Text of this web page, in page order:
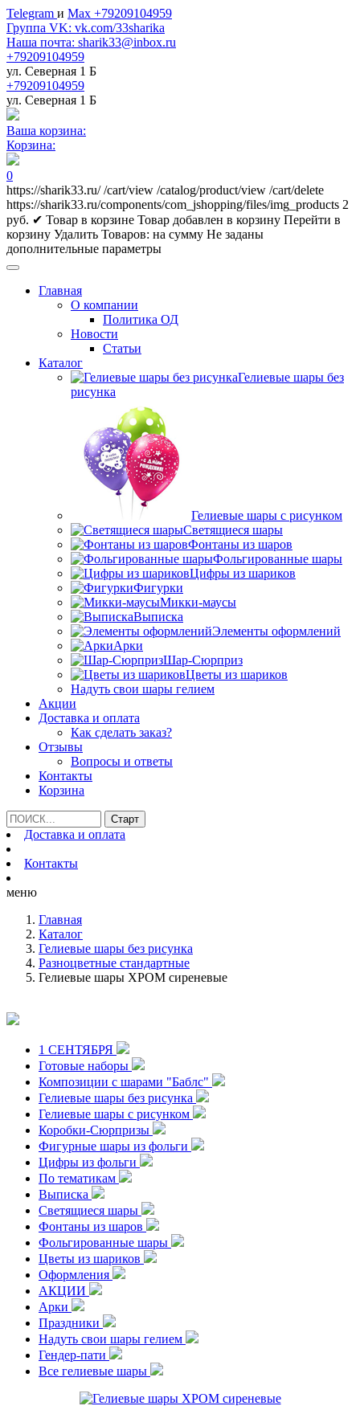
Telegram и Max +79209104959
Группа VK: vk.com/33sharika
Наша почта: sharik33@inbox.ru
+79209104959
ул. Северная 1 Б
+79209104959
ул. Северная 1 Б
Ваша корзина:
Корзина:
0
https://sharik33.ru/ /cart/view /catalog/product/view /cart/delete
https://sharik33.ru/components/com_jshopping/files/img_products 2
руб. ✔ Товар в корзине Товар добавлен в корзину Перейти в
корзину Удалить Товаров: на сумму Не заданы
дополнительные параметры
Главная
О компании
Политика ОД
Новости
Статьи
Каталог
Гелиевые шары без
рисунка
Гелиевые шары с рисунком
Светящиеся шары
Фонтаны из шаров
Фольгированные шары
Цифры из шариков
Фигурки
Микки-маусы
Выписка
Элементы оформлений
Арки
Шар-Сюрприз
Цветы из шариков
Надуть свои шары гелием
Акции
Доставка и оплата
Как сделать заказ?
Отзывы
Вопросы и ответы
Контакты
Корзина
Доставка и оплата
Контакты
меню
Главная
Каталог
Гелиевые шары без рисунка
Разноцветные стандартные
Гелиевые шары ХРОМ сиреневые
1 СЕНТЯБРЯ
Готовые наборы
Композиции с шарами "Баблс"
Гелиевые шары без рисунка
Гелиевые шары с рисунком
Коробки-Сюрпризы
Фигурные шары из фольги
Цифры из фольги
По тематикам
Выписка
Светящиеся шары
Фонтаны из шаров
Фольгированные шары
Цветы из шариков
Оформления
АКЦИИ
Арки
Праздники
Надуть свои шары гелием
Гендер-пати
Все гелиевые шары